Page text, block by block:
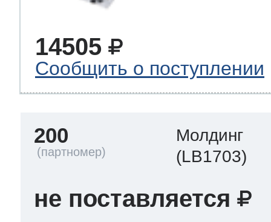
14505
Сообщить о поступлении
200
Молдинг
(LB1703)
не поставляется